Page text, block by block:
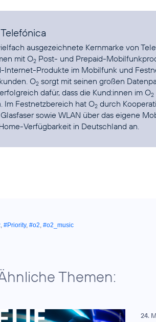
Telefónica
ausgezeichnete Kernmarke von
mit O2 Post- und Prepaid-
Internet-Produkte im Mobilfunk und
O2 sorgt mit seinen großen
dafür, dass die Kund:innen im O2
Im Festnetzbereich hat O2 durch
sowie WLAN über das eigene
Verfügbarkeit in Deutschland an.
, #Priority, #o2, #o2_music
Themen:
24.